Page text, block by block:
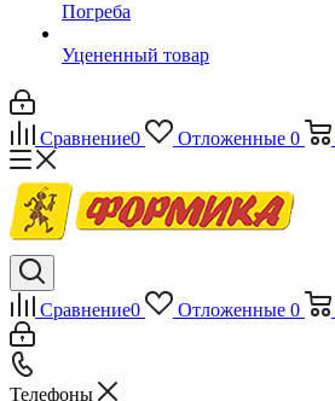
Погреба
Уцененный товар
Сравнение0 Отложенные 0
Сравнение0 Отложенные 0
Телефоны